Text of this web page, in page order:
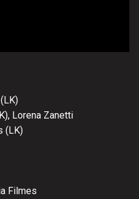
Lorena Zanetti
(LK)
Filmes